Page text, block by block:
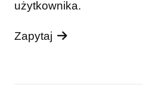
użytkownika.
Zapytaj